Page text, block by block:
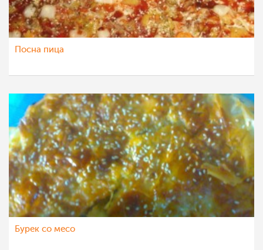
Посна пица
Бурек со месо